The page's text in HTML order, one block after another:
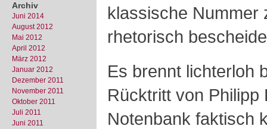
Archiv
Juni 2014
August 2012
Mai 2012
April 2012
März 2012
Januar 2012
Dezember 2011
November 2011
Oktober 2011
Juli 2011
Juni 2011
klassische Nummer
rhetorisch
Es brennt lichterloh
Rücktritt von Philipp
Notenbank faktisch